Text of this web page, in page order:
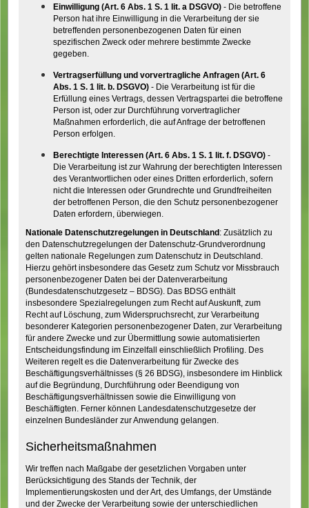
Einwilligung (Art. 6 Abs. 1 S. 1 lit. a DSGVO) - Die betroffene
Person hat ihre Einwilligung in die Verarbeitung der sie
betreffenden personenbezogenen Daten für einen
spezifischen Zweck oder mehrere bestimmte Zwecke
gegeben.
Vertragserfüllung und vorvertragliche Anfragen (Art. 6
Abs. 1 S. 1 lit. b. DSGVO) - Die Verarbeitung ist für die
Erfüllung eines Vertrags, dessen Vertragspartei die betroffene
Person ist, oder zur Durchführung vorvertraglicher
Maßnahmen erforderlich, die auf Anfrage der betroffenen
Person erfolgen.
Berechtigte Interessen (Art. 6 Abs. 1 S. 1 lit. f. DSGVO) -
Die Verarbeitung ist zur Wahrung der berechtigten Interessen
des Verantwortlichen oder eines Dritten erforderlich, sofern
nicht die Interessen oder Grundrechte und Grundfreiheiten
der betroffenen Person, die den Schutz personenbezogener
Daten erfordern, überwiegen.
Nationale Datenschutzregelungen in Deutschland : Zusätzlich zu
den Datenschutzregelungen der Datenschutz-Grundverordnung
gelten nationale Regelungen zum Datenschutz in Deutschland.
Hierzu gehört insbesondere das Gesetz zum Schutz vor Missbrauch
personenbezogener Daten bei der Datenverarbeitung
(Bundesdatenschutzgesetz – BDSG). Das BDSG enthält
insbesondere Spezialregelungen zum Recht auf Auskunft, zum
Recht auf Löschung, zum Widerspruchsrecht, zur Verarbeitung
besonderer Kategorien personenbezogener Daten, zur Verarbeitung
für andere Zwecke und zur Übermittlung sowie automatisierten
Entscheidungsfindung im Einzelfall einschließlich Profiling. Des
Weiteren regelt es die Datenverarbeitung für Zwecke des
Beschäftigungsverhältnisses (§ 26 BDSG), insbesondere im Hinblick
auf die Begründung, Durchführung oder Beendigung von
Beschäftigungsverhältnissen sowie die Einwilligung von
Beschäftigten. Ferner können Landesdatenschutzgesetze der
einzelnen Bundesländer zur Anwendung gelangen.
Sicherheitsmaßnahmen
Wir treffen nach Maßgabe der gesetzlichen Vorgaben unter
Berücksichtigung des Stands der Technik, der
Implementierungskosten und der Art, des Umfangs, der Umstände
und der Zwecke der Verarbeitung sowie der unterschiedlichen